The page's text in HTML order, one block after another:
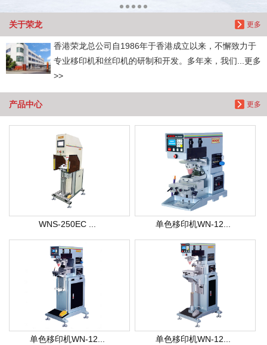
更多
关于荣龙
香港荣龙总公司自1986年于香港成立以来，不懈致力于
专业移印机和丝印机的研制和开发。多年来，我们...更多
>>
更多
产品中心
WNS-250EC ... 单色移印机WN-12...
单色移印机WN-12... 单色移印机WN-12...